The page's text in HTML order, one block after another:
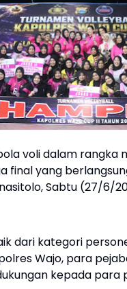
voli dalam
final yang
Sabtu (27/6/
dari kategori
Wajo, para
kepada para